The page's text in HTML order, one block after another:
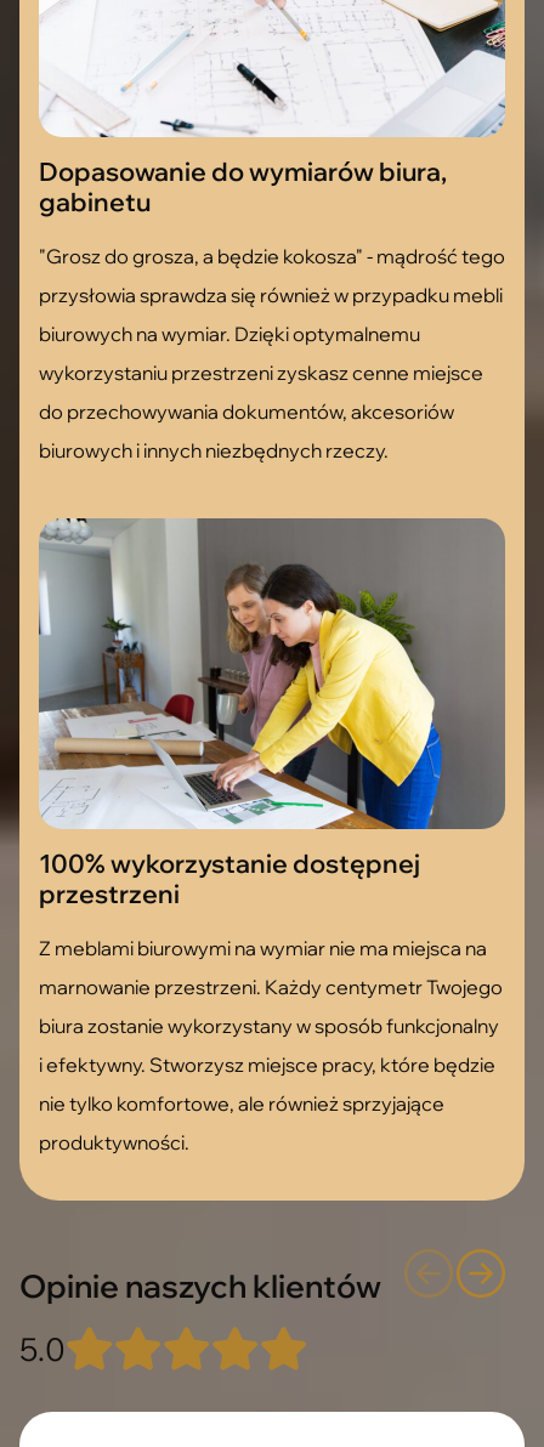
Dopasowanie do wymiarów biura,
gabinetu
"Grosz do grosza, a będzie kokosza" - mądrość tego
przysłowia sprawdza się również w przypadku mebli
biurowych na wymiar. Dzięki optymalnemu
wykorzystaniu przestrzeni zyskasz cenne miejsce
do przechowywania dokumentów, akcesoriów
biurowych i innych niezbędnych rzeczy.
100% wykorzystanie dostępnej
przestrzeni
Z meblami biurowymi na wymiar nie ma miejsca na
marnowanie przestrzeni. Każdy centymetr Twojego
biura zostanie wykorzystany w sposób funkcjonalny
i efektywny. Stworzysz miejsce pracy, które będzie
nie tylko komfortowe, ale również sprzyjające
produktywności.
Opinie naszych klientów
5.0